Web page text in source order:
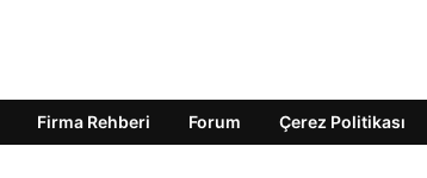
Firma Rehberi Forum Çerez Politikası